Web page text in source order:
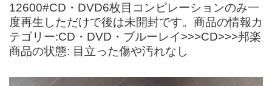
12600#CD・DVD6枚目コンピレーションのみ一
度再生しただけで後は未開封です。商品の情報カ
テゴリー:CD・DVD・ブルーレイ>>>CD>>>邦楽
商品の状態: 目立った傷や汚れなし